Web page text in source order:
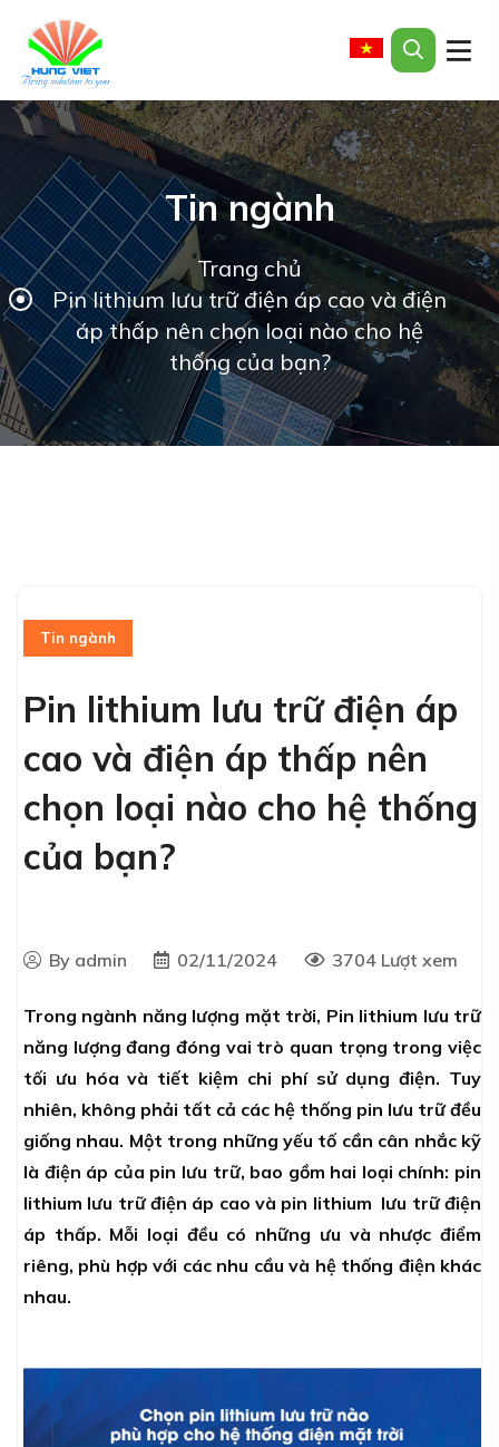
Tin ngành
Trang chủ
Pin lithium lưu trữ điện áp cao và điện
áp thấp nên chọn loại nào cho hệ
thống của bạn?
Tin ngành
Pin lithium lưu trữ điện áp
cao và điện áp thấp nên
chọn loại nào cho hệ thống
của bạn?
By admin 02/11/2024 3704 Lượt xem
Trong ngành năng lượng mặt trời, Pin lithium lưu trữ
năng lượng đang đóng vai trò quan trọng trong việc
tối ưu hóa và tiết kiệm chi phí sử dụng điện. Tuy
nhiên, không phải tất cả các hệ thống pin lưu trữ đều
giống nhau. Một trong những yếu tố cần cân nhắc kỹ
là điện áp của pin lưu trữ, bao gồm hai loại chính: pin
lithium lưu trữ điện áp cao và pin lithium lưu trữ điện
áp thấp. Mỗi loại đều có những ưu và nhược điểm
riêng, phù hợp với các nhu cầu và hệ thống điện khác
nhau.